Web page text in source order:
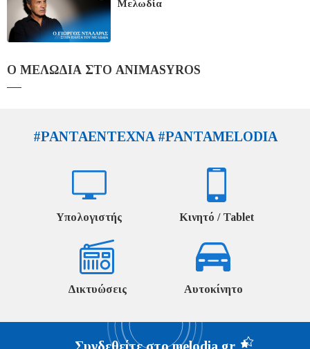
Μελωδία
Ο ΜΕΛΩΔΙΑ ΣΤΟ ANIMASYROS
#PANTAENTEXNA #PANTAMELODIA
Υπολογιστής Κινητό / Tablet
Δικτυώσεις Αυτοκίνητο
Συνδεθείτε στο melodia.gr